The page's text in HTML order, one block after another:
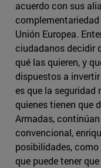
acuerdo con sus
Unión Europea.
ciudadanos decidir
qué las quieren, y
dispuestos a
es que la seguridad
quienes tienen que
Armadas,
convencional,
posibilidades,
que puede tener